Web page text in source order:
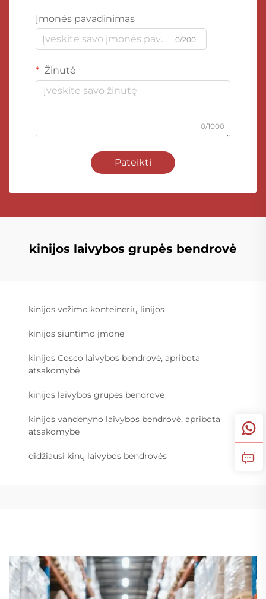
Įmonės pavadinimas
0/200
Žinutė
0/1000
Pateikti
kinijos laivybos grupės bendrovė
kinijos vežimo konteinerių linijos
kinijos siuntimo įmonė
kinijos Cosco laivybos bendrovė, apribota
atsakomybė
kinijos laivybos grupės bendrovė
kinijos vandenyno laivybos bendrovė, apribota
atsakomybė
didžiausi kinų laivybos bendrovės